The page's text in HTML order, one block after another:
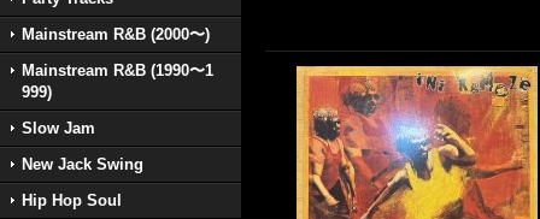
Mainstream R&B (2000〜)
Mainstream R&B (1990〜1
999)
Slow Jam
New Jack Swing
Hip Hop Soul